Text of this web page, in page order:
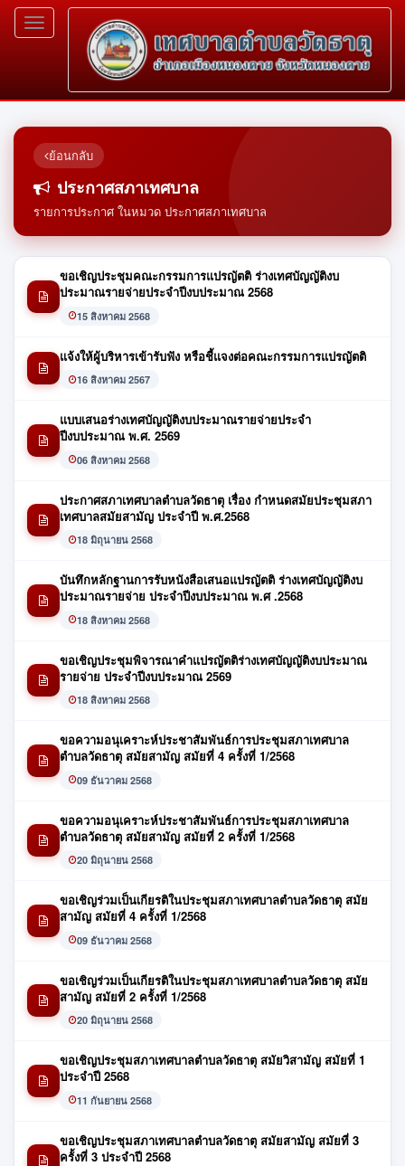
Toggle
navigation
ย้อนกลับ
ประกาศสภาเทศบาล
รายการประกาศ ในหมวด ประกาศสภาเทศบาล
ขอเชิญประชุมคณะกรรมการแปรญัตติ ร่างเทศบัญญัติงบ
ประมาณรายจ่ายประจำปีงบประมาณ 2568
15 สิงหาคม 2568
แจ้งให้ผู้บริหารเข้ารับฟัง หรือชี้แจงต่อคณะกรรมการแปรญัตติ
16 สิงหาคม 2567
แบบเสนอร่างเทศบัญญัติงบประมาณรายจ่ายประจำ
ปีงบประมาณ พ.ศ. 2569
06 สิงหาคม 2568
ประกาศสภาเทศบาลตำบลวัดธาตุ เรื่อง กำหนดสมัยประชุมสภา
เทศบาลสมัยสามัญ ประจำปี พ.ศ.2568
18 มิถุนายน 2568
บันทึกหลักฐานการรับหนังสือเสนอแปรญัตติ ร่างเทศบัญญัติงบ
ประมาณรายจ่าย ประจำปีงบประมาณ พ.ศ .2568
18 สิงหาคม 2568
ขอเชิญประชุมพิจารณาคำแปรญัตติร่างเทศบัญญัติงบประมาณ
รายจ่าย ประจำปีงบประมาณ 2569
18 สิงหาคม 2568
ขอความอนุเคราะห์ประชาสัมพันธ์การประชุมสภาเทศบาล
ตำบลวัดธาตุ สมัยสามัญ สมัยที่ 4 ครั้งที่ 1/2568
09 ธันวาคม 2568
ขอความอนุเคราะห์ประชาสัมพันธ์การประชุมสภาเทศบาล
ตำบลวัดธาตุ สมัยสามัญ สมัยที่ 2 ครั้งที่ 1/2568
20 มิถุนายน 2568
ขอเชิญร่วมเป็นเกียรติในประชุมสภาเทศบาลตำบลวัดธาตุ สมัย
สามัญ สมัยที่ 4 ครั้งที่ 1/2568
09 ธันวาคม 2568
ขอเชิญร่วมเป็นเกียรติในประชุมสภาเทศบาลตำบลวัดธาตุ สมัย
สามัญ สมัยที่ 2 ครั้งที่ 1/2568
20 มิถุนายน 2568
ขอเชิญประชุมสภาเทศบาลตำบลวัดธาตุ สมัยวิสามัญ สมัยที่ 1
ประจำปี 2568
11 กันยายน 2568
ขอเชิญประชุมสภาเทศบาลตำบลวัดธาตุ สมัยสามัญ สมัยที่ 3
ครั้งที่ 3 ประจำปี 2568